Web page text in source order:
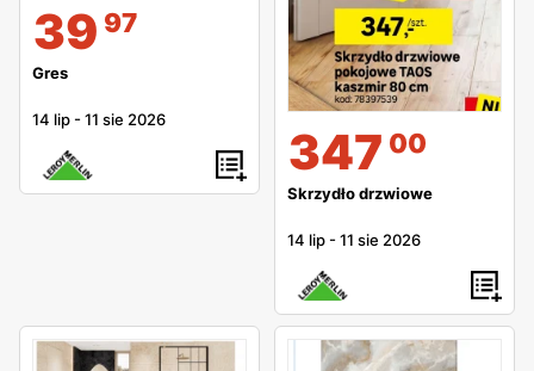
39 97
Gres
14 lip -11 sie 2026
347 00
Skrzydło drzwiowe
14 lip -11 sie 2026